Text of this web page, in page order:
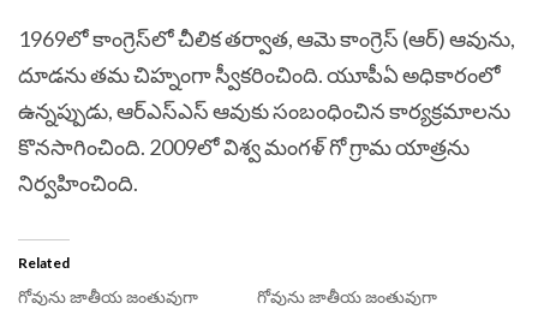
1969లో కాంగ్రెస్‌లో చీలిక తర్వాత, ఆమె కాంగ్రెస్ (ఆర్) ఆవును,
దూడను తమ చిహ్నంగా స్వీకరించింది. యూపీఏ అధికారంలో
ఉన్నప్పుడు, ఆర్‌ఎస్‌ఎస్ ఆవుకు సంబంధించిన కార్యక్రమాలను
కొనసాగించింది. 2009లో విశ్వ మంగళ్ గో గ్రామ యాత్రను
నిర్వహించింది.
Related
గోవును జాతీయ జంతువుగా
గోవును జాతీయ జంతువుగా